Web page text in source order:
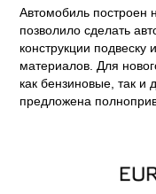
Автомобиль построен
позволило сделать
конструкции подвеску
материалов. Для
как бензиновые, так и
предложена